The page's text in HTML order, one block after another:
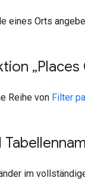
eines Orts
„Places
Reihe von Filter
im